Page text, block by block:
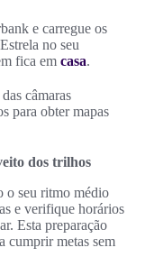
e carregue os
no seu
fica em casa.
câmaras
para obter mapas
dos trilhos
o seu ritmo médio
e verifique horários
Esta preparação
cumprir metas sem